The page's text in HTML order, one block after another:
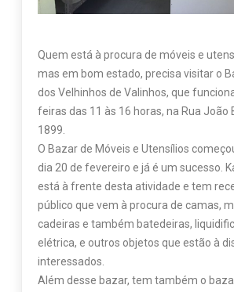
Quem está à procura de móveis e
mas em bom estado, precisa visitar o
dos Velhinhos de Valinhos, que
feiras das 11 às 16 horas, na Rua João
1899.
O Bazar de Móveis e Utensílios
dia 20 de fevereiro e já é um sucesso.
está à frente desta atividade e tem
público que vem à procura de camas,
cadeiras e também batedeiras,
elétrica, e outros objetos que estão à
interessados.
Além desse bazar, tem também o